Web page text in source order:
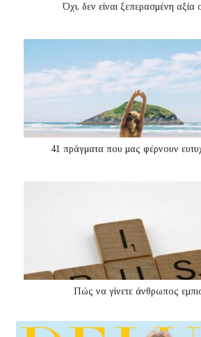
Όχι, δεν είναι ξεπερασμένη
41 πράγματα που μας φέρνουν
Πώς να γίνετε άνθρωπος